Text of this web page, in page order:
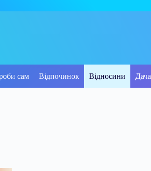
сам Відпочинок Відносини Дача